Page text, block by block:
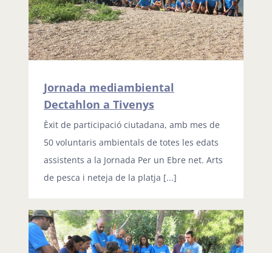
Jornada mediambiental
Dectahlon a Tivenys
Èxit de participació ciutadana, amb mes de
50 voluntaris ambientals de totes les edats
assistents a la Jornada Per un Ebre net. Arts
de pesca i neteja de la platja [...]